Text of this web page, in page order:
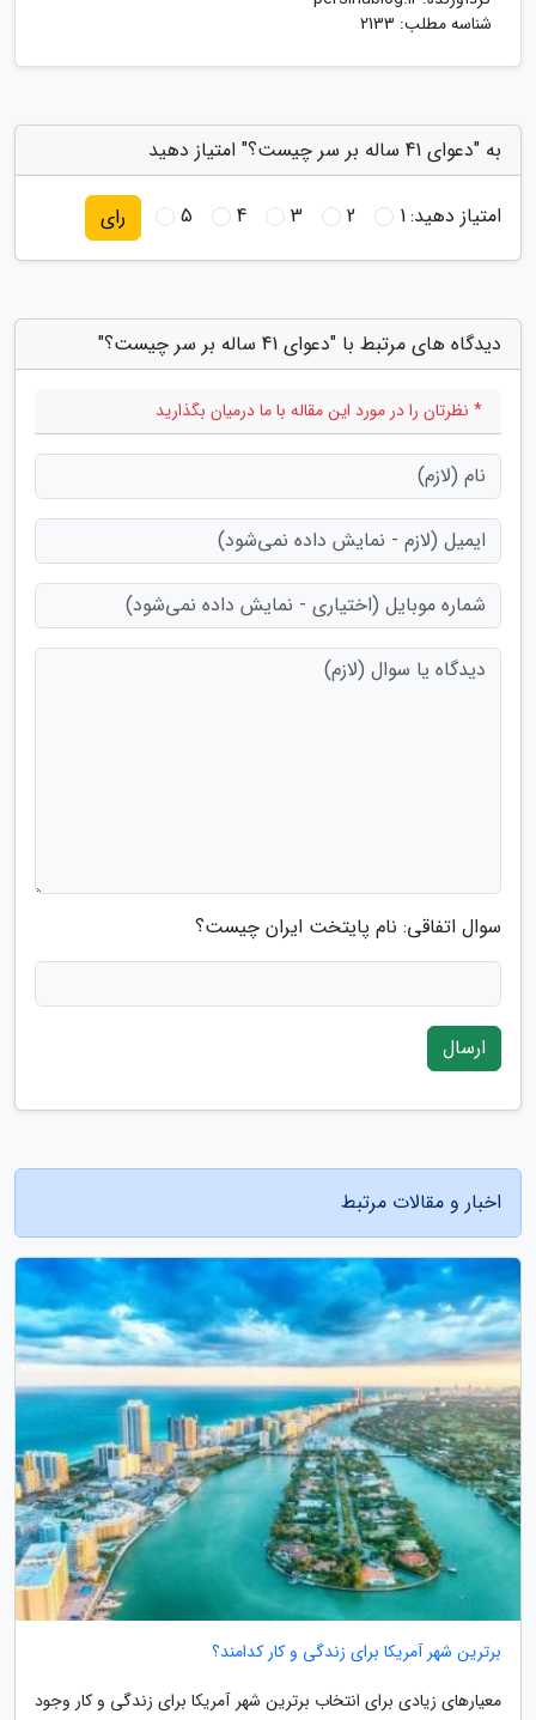
شناسه مطلب: 2133
به "دعوای 41 ساله بر سر چیست؟" امتیاز دهید
امتیاز دهید:1
2
3
4
5 رای
دیدگاه های مرتبط با "دعوای 41 ساله بر سر چیست؟"
* نظرتان را در مورد این مقاله با ما درمیان بگذارید
سوال اتفاقی: نام پایتخت ایران چیست؟
ارسال
اخبار و مقالات مرتبط
برترین شهر آمریکا برای زندگی و کار کدامند؟
معیارهای زیادی برای انتخاب برترین شهر آمریکا برای زندگی و کار وجود